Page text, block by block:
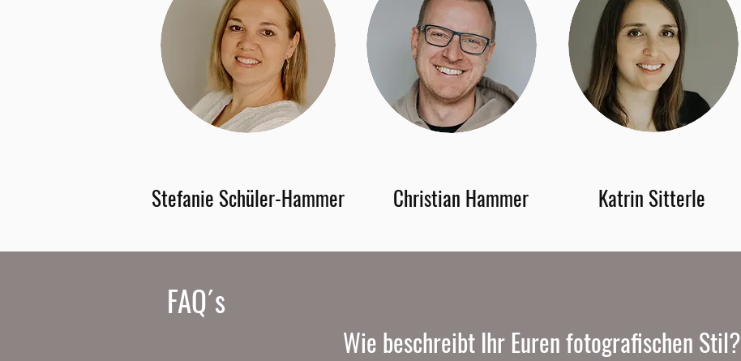
Stefanie Schüler-Hammer Christian Hammer Katrin Sitterle
FAQ´s
Wie beschreibt Ihr Euren fotografischen Stil?